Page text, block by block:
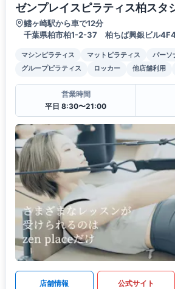
ゼンプレイスピラティス柏スタ
鰭ヶ崎駅から車で12分
千葉県柏市柏1-2-37 柏ちば興銀ビル
マシンピラティス マットピラティス
パーソ
グループピラティス
ロッカー 他店舗利用
営業時間
平日 8:30〜21:00
店舗情報 公式サイト